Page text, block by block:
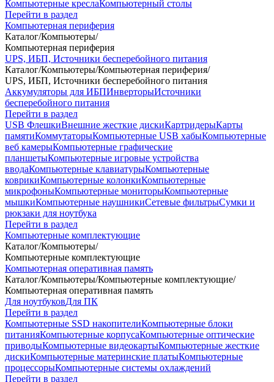
Компьютерные креслаКомпьютерный столы
Перейти в раздел
Компьютерная периферия
Каталог/Компьютеры/
Компьютерная периферия
UPS, ИБП, Источники бесперебойного питания
Каталог/Компьютеры/Компьютерная периферия/
UPS, ИБП, Источники бесперебойного питания
Аккумуляторы для ИБПИнверторыИсточники
бесперебойного питания
Перейти в раздел
USB ФлешкиВнешние жесткие дискиКартридерыКарты
памятиКоммутаторыКомпьютерные USB хабыКомпьютерные
веб камерыКомпьютерные графические
планшетыКомпьютерные игровые устройства
вводаКомпьютерные клавиатурыКомпьютерные
коврикиКомпьютерные колонкиКомпьютерные
микрофоныКомпьютерные мониторыКомпьютерные
мышкиКомпьютерные наушникиСетевые фильтрыСумки и
рюкзаки для ноутбука
Перейти в раздел
Компьютерные комплектующие
Каталог/Компьютеры/
Компьютерные комплектующие
Компьютерная оперативная память
Каталог/Компьютеры/Компьютерные комплектующие/
Компьютерная оперативная память
Для ноутбуковДля ПК
Перейти в раздел
Компьютерные SSD накопителиКомпьютерные блоки
питанияКомпьютерные корпусаКомпьютерные оптические
приводыКомпьютерные видеокартыКомпьютерные жесткие
дискиКомпьютерные материнские платыКомпьютерные
процессорыКомпьютерные системы охлаждений
Перейти в раздел